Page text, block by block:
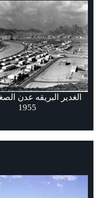
الغدير البريقه عدن
1955